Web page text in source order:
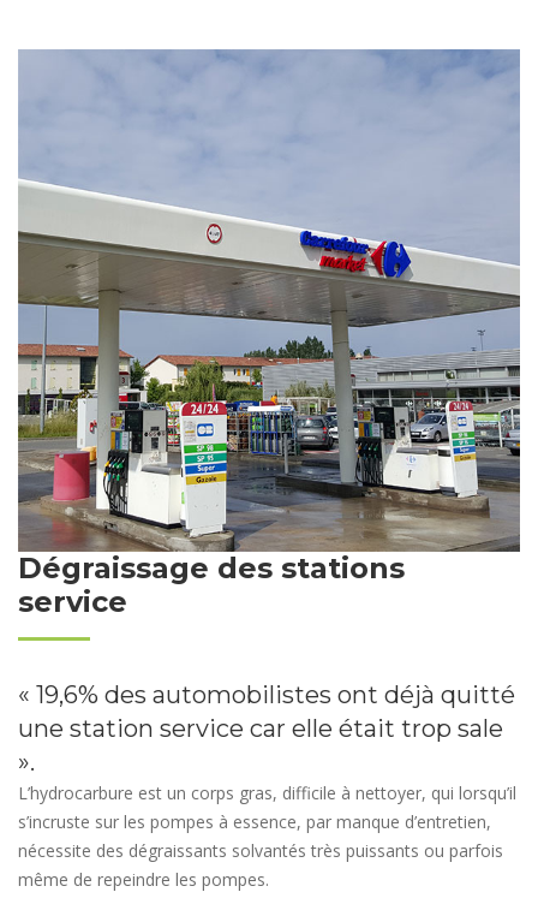
Dégraissage des stations
service
« 19,6% des automobilistes ont déjà quitté
une station service car elle était trop sale
».
L’hydrocarbure est un corps gras, difficile à nettoyer, qui lorsqu’il
s’incruste sur les pompes à essence, par manque d’entretien,
nécessite des dégraissants solvantés très puissants ou parfois
même de repeindre les pompes.